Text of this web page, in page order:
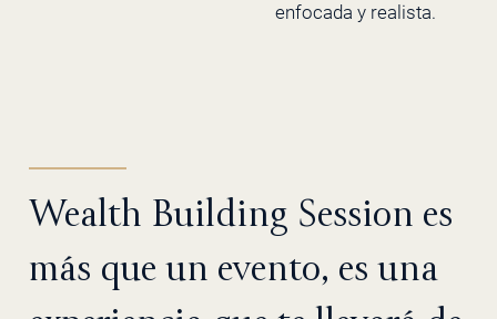
enfocada y realista.
Wealth Building Session es
más que un evento, es una